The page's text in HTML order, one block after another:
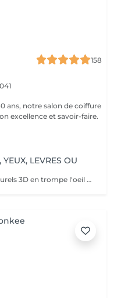
158
ans, notre salon de coiffure
excellence et savoir-faire.
LEVRES OU
Permet: - De créer des sourcils naturels 3D en trompe l'oeil en poils pour parfaire une ligne déjà existante en effet poudré. - De définir et volumiser vos lèvres dans des teintes nuées ou donner un effet légèrement maquillé. - Pour les yeux vous pouvez opter pour un trait fin au ras des cils pour un résultat discret ou un liner poudré pour un effet raffiné. Il est également possible de corriger des cicatrices. Notre esthéticienne Elodie pratique la micropigmentation digitale à ne pas confondre avec le microblading ( lame manuelle ) depuis plus de 10 ans. Pas d'effets tatouage, pas de pigments qui virent, pas de cicatrices. Cette méthode ne crée pas de cicatrices et permet d'insérer le pigment de manière douce dans la peau. Les pigments utilisés ne virent pas dans le temps et Elodie vous promet un résultat raffiné et non un effet marqué style "tatouage". Nous vous proposons un rendez-vous conseil gratuit afin de visualiser l'effet avec du maquillage et d'obtenir les réponses à vos questions.